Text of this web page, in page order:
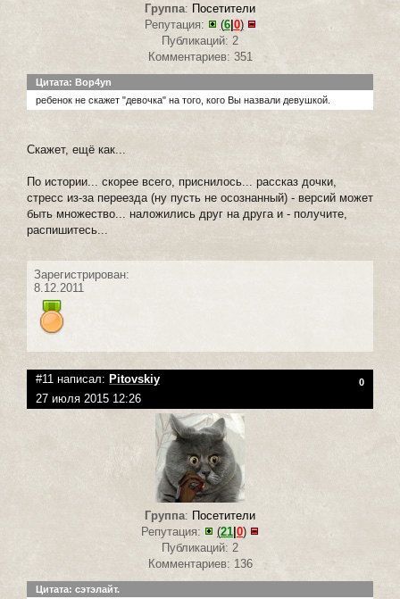
Группа: Посетители
Репутация:
(6|0)
Публикаций: 2
Комментариев: 351
Цитата: Bop4yn
ребенок не скажет "девочка" на того, кого Вы назвали девушкой.
Скажет, ещё как...
По истории... скорее всего, приснилось... рассказ дочки,
стресс из-за переезда (ну пусть не осознанный) - версий может
быть множество... наложились друг на друга и - получите,
распишитесь...
Зарегистрирован:
8.12.2011
#11 написал: Pitovskiy 0
27 июля 2015 12:26
Группа: Посетители
Репутация:
(21|0)
Публикаций: 2
Комментариев: 136
Цитата: сэтэлайт.